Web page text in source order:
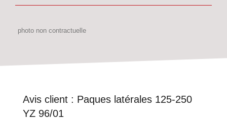
photo non contractuelle
Avis client : Paques latérales 125-250
YZ 96/01